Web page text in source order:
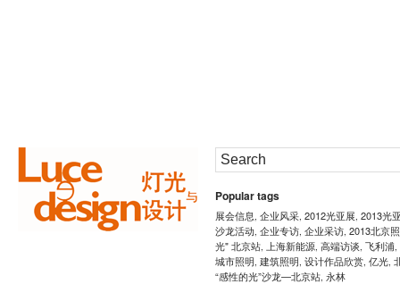
Popular tags
展会信息, 企业风采, 2012光亚展, 2013光
沙龙活动, 企业专访, 企业采访, 2013北京
光" 北京站, 上海新能源, 高端访谈, 飞利浦,
城市照明, 建筑照明, 设计作品欣赏, 亿光,
“感性的光”沙龙—北京站, 永林